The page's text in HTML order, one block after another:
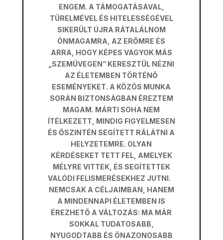
ENGEM. A TÁMOGATÁSÁVAL,
TÜRELMÉVEL ÉS HITELESSÉGÉVEL
SIKERÜLT ÚJRA RÁTALÁLNOM
ÖNMAGAMRA, AZ ERŐMRE ÉS
ARRA, HOGY KÉPES VAGYOK MÁS
„SZEMÜVEGEN” KERESZTÜL NÉZNI
AZ ÉLETEMBEN TÖRTÉNŐ
ESEMÉNYEKET. A KÖZÖS MUNKA
SORÁN BIZTONSÁGBAN ÉREZTEM
MAGAM. MÁRTI SOHA NEM
ÍTÉLKEZETT, MINDIG FIGYELMESEN
ÉS ŐSZINTÉN SEGÍTETT RÁLÁTNI A
HELYZETEMRE. OLYAN
KÉRDÉSEKET TETT FEL, AMELYEK
MÉLYRE VITTEK, ÉS SEGÍTETTEK
VALÓDI FELISMERÉSEKHEZ JUTNI.
NEMCSAK A CÉLJAIMBAN, HANEM
A MINDENNAPI ÉLETEMBEN IS
ÉREZHETŐ A VÁLTOZÁS: MA MÁR
SOKKAL TUDATOSABB,
NYUGODTABB ÉS ÖNAZONOSABB